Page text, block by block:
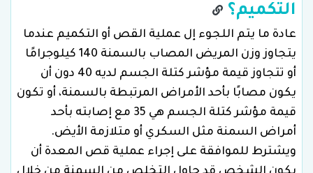
التكميم؟
عادة ما يتم اللجوء إل عملية القص أو التكميم عندما
يتجاوز وزن المريض المصاب بالسمنة 140 كيلوجرامًا
أو تتجاوز قيمة مؤشر كتلة الجسم لديه 40 دون أن
يكون مصابًا بأحد الأمراض المرتبطة بالسمنة، أو تكون
قيمة مؤشر كتلة الجسم هي 35 مع إصابته بأحد
أمراض السمنة مثل السكري أو متلازمة الأيض.
ويشترط للموافقة على إجراء عملية قص المعدة أن